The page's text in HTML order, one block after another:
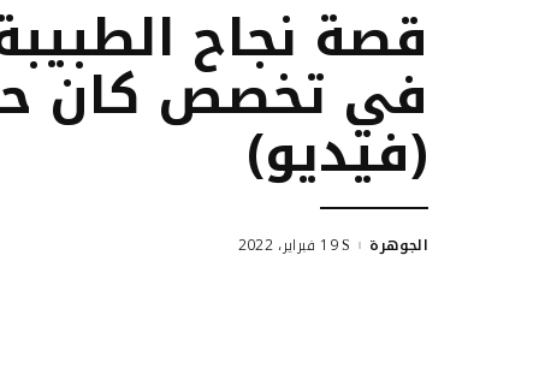
قصة نجاح
في تخصص كان
(فيديو)
Posted
الجوهرة 19 فبراير، 2022